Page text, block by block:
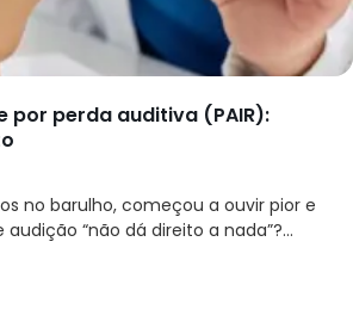
por perda auditiva (PAIR):
no barulho, começou a ouvir pior e
“não dá direito a nada”?...